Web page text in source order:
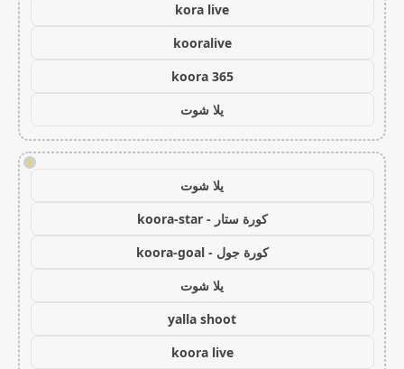
kora live
kooralive
koora 365
يلا شوت
!
يلا شوت
كورة ستار - koora-star
كورة جول - koora-goal
يلا شوت
yalla shoot
koora live